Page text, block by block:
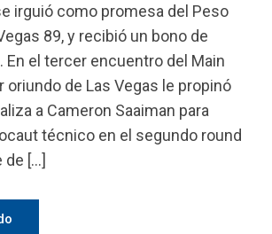
irguió como promesa del Peso
89, y recibió un bono de
En el tercer encuentro del Main
oriundo de Las Vegas le propinó
a Cameron Saaiman para
técnico en el segundo round
de […]